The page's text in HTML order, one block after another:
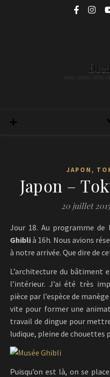
JAPON,
Japon –
20 juillet 2015
Jour 18. Au programme
Ghiblià 16h. Nous avions
à notre arrivée. Que dire de
L’architecture du bâtiment
l’intérieur. J’ai été très
pièce par l’espèce de
vite pour former une
travail de dingue pour
ludique, pleine de chouettes
Puisqu’on est là, on se